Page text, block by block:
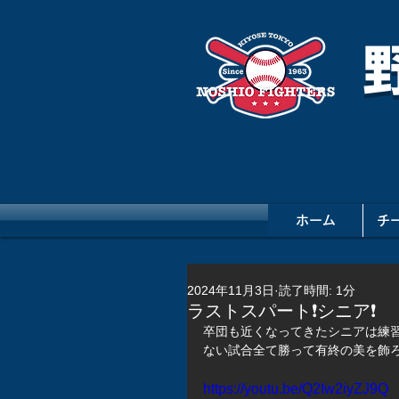
ホーム チ
ラストスパート❗️シニア❗️
2024年11月3日 読了時間: 1分
卒団も近くなってきたシニアは練
ない試合全て勝って有終の美を飾
https://youtu.be/Q2Iw2iyZJ9Q